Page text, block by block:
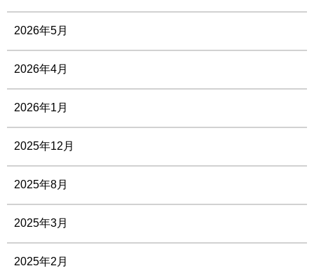
2026年5月
2026年4月
2026年1月
2025年12月
2025年8月
2025年3月
2025年2月